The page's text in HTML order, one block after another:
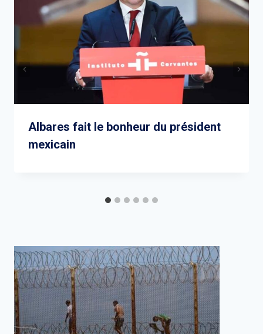
Albares fait le bonheur du président
mexicain